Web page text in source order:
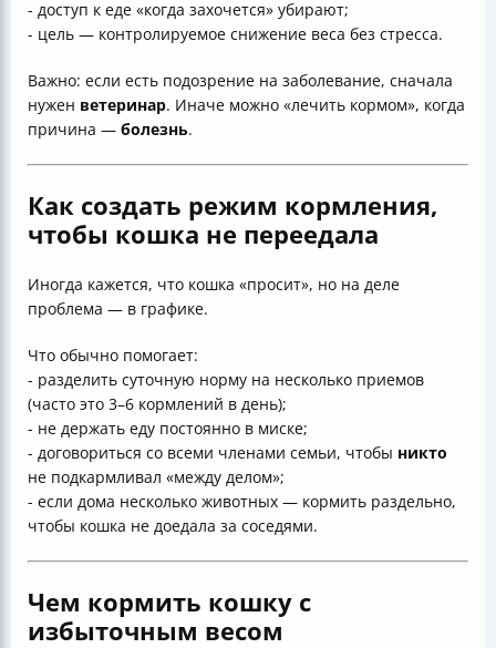
- доступ к еде «когда захочется» убирают;
- цель — контролируемое снижение веса без стресса.
Важно: если есть подозрение на заболевание, сначала
нужен ветеринар. Иначе можно «лечить кормом», когда
причина — болезнь.
Как создать режим кормления,
чтобы кошка не переедала
Иногда кажется, что кошка «просит», но на деле
проблема — в графике.
Что обычно помогает:
- разделить суточную норму на несколько приемов
(часто это 3–6 кормлений в день);
- не держать еду постоянно в миске;
- договориться со всеми членами семьи, чтобы никто
не подкармливал «между делом»;
- если дома несколько животных — кормить раздельно,
чтобы кошка не доедала за соседями.
Чем кормить кошку с
избыточным весом